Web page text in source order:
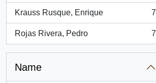
Krauss Rusque, Enrique
, 7 results
7
Rojas Rivera, Pedro
, 7 results
7
Name